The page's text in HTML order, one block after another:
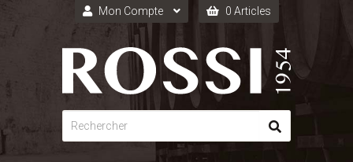
Mon Compte
Connexion
Inscription
0 Articles